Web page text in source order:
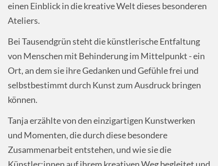
einen Einblick in die kreative Welt dieses besonderen
Ateliers.
Bei Tausendgrün steht die künstlerische Entfaltung
von Menschen mit Behinderung im Mittelpunkt - ein
Ort, an dem sie ihre Gedanken und Gefühle frei und
selbstbestimmt durch Kunst zum Ausdruck bringen
können.
Tanja erzählte von den einzigartigen Kunstwerken
und Momenten, die durch diese besondere
Zusammenarbeit entstehen, und wie sie die